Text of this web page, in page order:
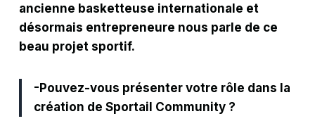
ancienne basketteuse internationale et
désormais entrepreneure nous parle de ce
beau projet sportif.
-Pouvez-vous présenter votre rôle dans la
création de Sportail Community ?